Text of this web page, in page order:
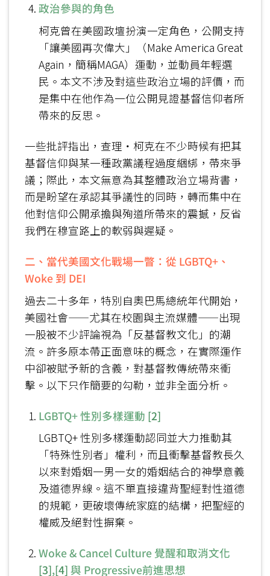
政治參與的角色
柯克曾在美國政壇扮演一定角色，公開支持
「讓美國再次偉大」（Make America Great
Again，簡稱MAGA）運動，並動員年輕選
民。本文不涉及對這些政治立場的評價，而
是集中在他作為一位公開見證基督信仰者所
帶來的反思。
一些批評指出，查理‧柯克在不少時候有把其
基督信仰與某一種政黨議程過度綑綁，帶來爭
議；際此，本文無意為其整體政治立場背書，
而是盼望在承認其爭議性的同時，轉而集中在
他對信仰公開承擔與殉道所帶來的震撼，反省
我們在穆宣路上的軟弱與遲疑。
二、當代美國文化戰場一瞥：從 LGBTQ+、
Woke 到 DEI
過去二十多年，特別自奧巴馬總統年代開始，
美國社會——尤其在校園與主流媒體——出現
一股被不少評論視為「反基督教文化」的潮
流。許多原本帶正面意味的概念，在實際運作
中卻被賦予新的含義，對基督教傳統帶來衝
擊。以下只作簡要的勾勒，並非全面分析。
LGBTQ+ 性別多樣運動 [2]
LGBTQ+ 性別多樣運動認同並大力推動其
「特殊性別者」權利，而且衝擊基督教長久
以來對婚姻一男一女的婚姻結合的神學意義
及道德界線。這不單直接違背聖經對性道德
的規範，更破壞傳統家庭的結構，把聖經的
權威及絕對性摒棄。
Woke & Cancel Culture 覺醒和取消文化
[3],[4] 與 Progressive前進思想